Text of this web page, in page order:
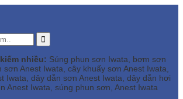
nhiều: Súng phun sơn Iwata, bơm sơn
Anest Iwata, cây khuấy sơn Anest Iwata,
Iwata, dây dẫn sơn Anest Iwata, dây dẫn hơi
Anest Iwata, súng phun sơn, Anest Iwata